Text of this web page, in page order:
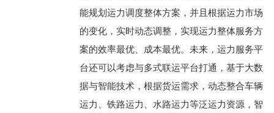
能规划运力调度整体方案，并且根据运力市场
的变化，实时动态调整，实现运力整体服务方
案的效率最优、成本最优。未来，运力服务平
台还可以考虑与多式联运平台打通，基于大数
据与智能技术，根据货运需求，动态整合车辆
运力、铁路运力、水路运力等泛运力资源，智